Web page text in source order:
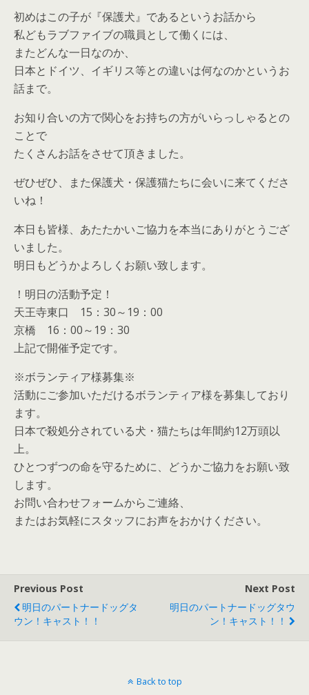
初めはこの子が『保護犬』であるというお話から
私どもラブファイブの職員として働くには、
またどんな一日なのか、
日本とドイツ、イギリス等との違いは何なのかというお
話まで。
お知り合いの方で関心をお持ちの方がいらっしゃるとの
ことで
たくさんお話をさせて頂きました。
ぜひぜひ、また保護犬・保護猫たちに会いに来てくださ
いね！
本日も皆様、あたたかいご協力を本当にありがとうござ
いました。
明日もどうかよろしくお願い致します。
！明日の活動予定！
天王寺東口 15：30～19：00
京橋 16：00～19：30
上記で開催予定です。
※ボランティア様募集※
活動にご参加いただけるボランティア様を募集しており
ます。
日本で殺処分されている犬・猫たちは年間約12万頭以
上。
ひとつずつの命を守るために、どうかご協力をお願い致
します。
お問い合わせフォームからご連絡、
またはお気軽にスタッフにお声をおかけください。
Previous Post
明日のパートナードッグタ
ウン！キャスト！！
Next Post
明日のパートナードッグタウ
ン！キャスト！！
Back to top